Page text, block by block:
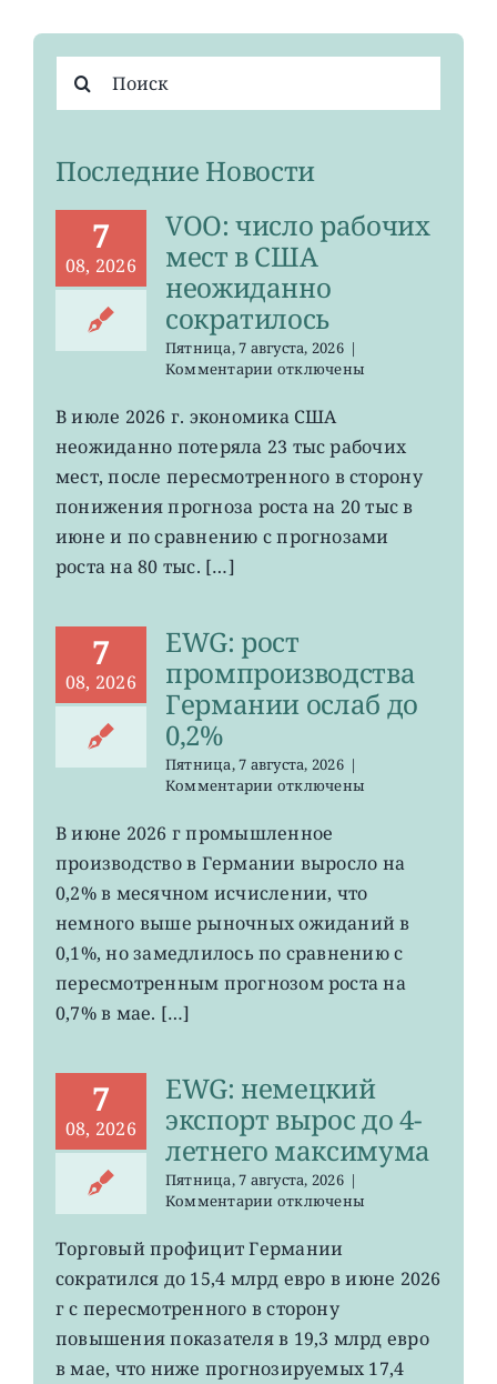
поиска:
Последние Новости
7
08, 2026
VOO: число рабочих
мест в США
неожиданно
сократилось
Пятница, 7 августа, 2026 |
Комментариик
VOO:
рабочих
мест
США
неожиданно
отключены
В июле 2026 г. экономика США
неожиданно потеряла 23 тыс рабочих
мест, после пересмотренного в сторону
понижения прогноза роста на 20 тыс в
июне и по сравнению с прогнозами
роста на 80 тыс. […]
7
08, 2026
EWG: рост
промпроизводства
Германии ослаб до
0,2%
Пятница, 7 августа, 2026 |
Комментариик
EWG:
рост
промпроизводства
Германии
до
0,2%
отключены
В июне 2026 г промышленное
производство в Германии выросло на
0,2% в месячном исчислении, что
немного выше рыночных ожиданий в
0,1%, но замедлилось по сравнению с
пересмотренным прогнозом роста на
0,7% в мае. […]
7
08, 2026
EWG: немецкий
экспорт вырос до 4-
летнего максимума
Пятница, 7 августа, 2026 |
Комментариик
EWG:
немецкий
экспорт
вырос
4-
летнего
отключены
Торговый профицит Германии
сократился до 15,4 млрд евро в июне 2026
г с пересмотренного в сторону
повышения показателя в 19,3 млрд евро
в мае, что ниже прогнозируемых 17,4